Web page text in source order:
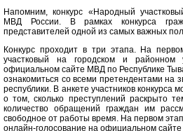
Напомним, конкурс «Народный
МВД России. В рамках конкурса
представителей одной из самых важных
Конкурс проходит в три этапа. На
участковый на городском и
официальном сайте МВД по Республике
ознакомиться со всеми претендентами на
республики. В анкете участников
о том, сколько преступлений раскрыто
количество обращений граждан им
свободное от работы время. На первом
онлайн-голосование на официальном